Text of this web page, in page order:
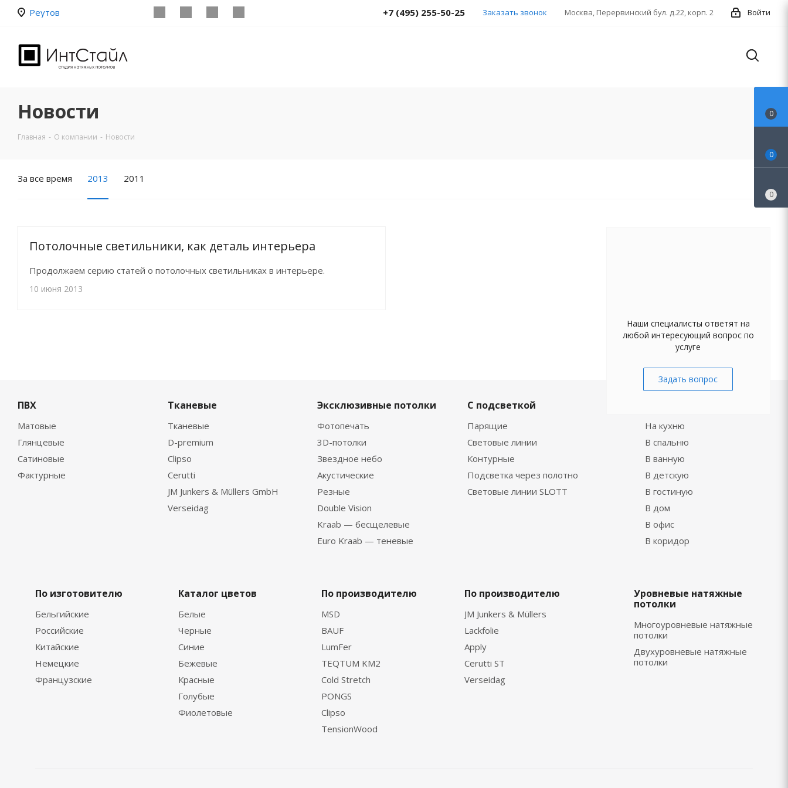
Реутов Войти
Москва, Перервинский бул. д.22, корп. 2
+7 (495) 255-50-25 Заказать звонок
Новости
Главная - О компании - Новости
За все время 2013 2011
Потолочные светильники, как деталь интерьера
Продолжаем серию статей о потолочных светильниках в интерьере.
10 июня 2013
Наши специалисты ответят на
любой интересующий вопрос по
услуге
Задать вопрос
ПВХ
Матовые
Глянцевые
Сатиновые
Фактурные
Тканевые
Тканевые
D-premium
Clipso
Cerutti
JM Junkers & Müllers GmbH
Verseidag
Эксклюзивные потолки
Фотопечать
3D-потолки
Звездное небо
Акустические
Резные
Double Vision
Kraab — бесщелевые
Euro Kraab — теневые
С подсветкой
Парящие
Световые линии
Контурные
Подсветка через полотно
Световые линии SLOTT
На кухню
В спальню
В ванную
В детскую
В гостиную
В дом
В офис
В коридор
По изготовителю
Бельгийские
Российские
Китайские
Немецкие
Французские
Каталог цветов
Белые
Черные
Синие
Бежевые
Красные
Голубые
Фиолетовые
По производителю
MSD
BAUF
LumFer
TEQTUM KM2
Cold Stretch
PONGS
Clipso
TensionWood
По производителю
JM Junkers & Müllers
Lackfolie
Apply
Cerutti ST
Verseidag
Уровневые натяжные
потолки
Многоуровневые натяжные
потолки
Двухуровневые натяжные
потолки
0
0
0